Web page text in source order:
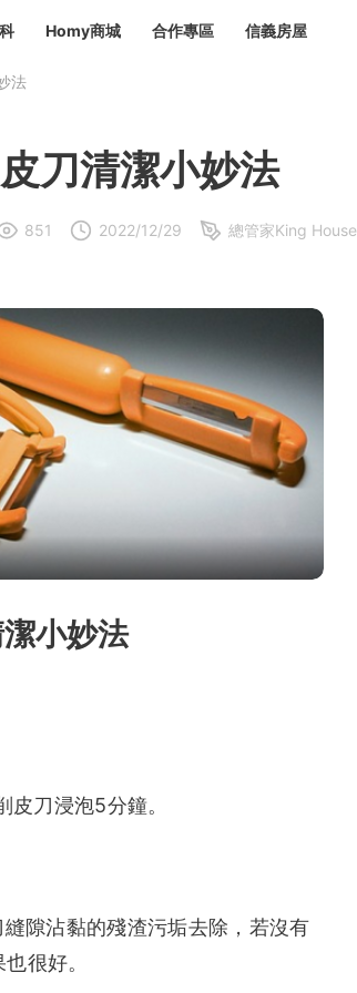
計裝修攻略生活提案居家新聞
洗 整理收納專業除蟲
具隱形鐵窗
Homy商城 合作專區 信義房屋
法
刀清潔小妙法
851 2022/12/29 總管家King House
小妙法
皮刀浸泡5分鐘。
隙沾黏的殘渣污垢去除，若沒有
也很好。